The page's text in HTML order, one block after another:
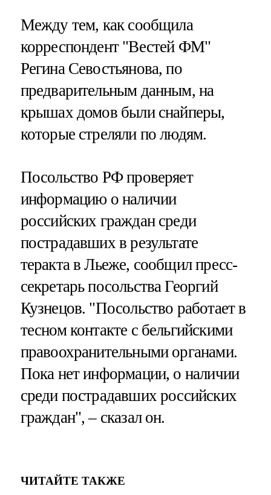
Между тем, как сообщила
корреспондент "Вестей ФМ"
Регина Севостьянова, по
предварительным данным, на
крышах домов были снайперы,
которые стреляли по людям.
Посольство РФ проверяет
информацию о наличии
российских граждан среди
пострадавших в результате
теракта в Льеже, сообщил пресс-
секретарь посольства Георгий
Кузнецов. "Посольство работает в
тесном контакте с бельгийскими
правоохранительными органами.
Пока нет информации, о наличии
среди пострадавших российских
граждан", – сказал он.
ЧИТАЙТЕ ТАКЖЕ